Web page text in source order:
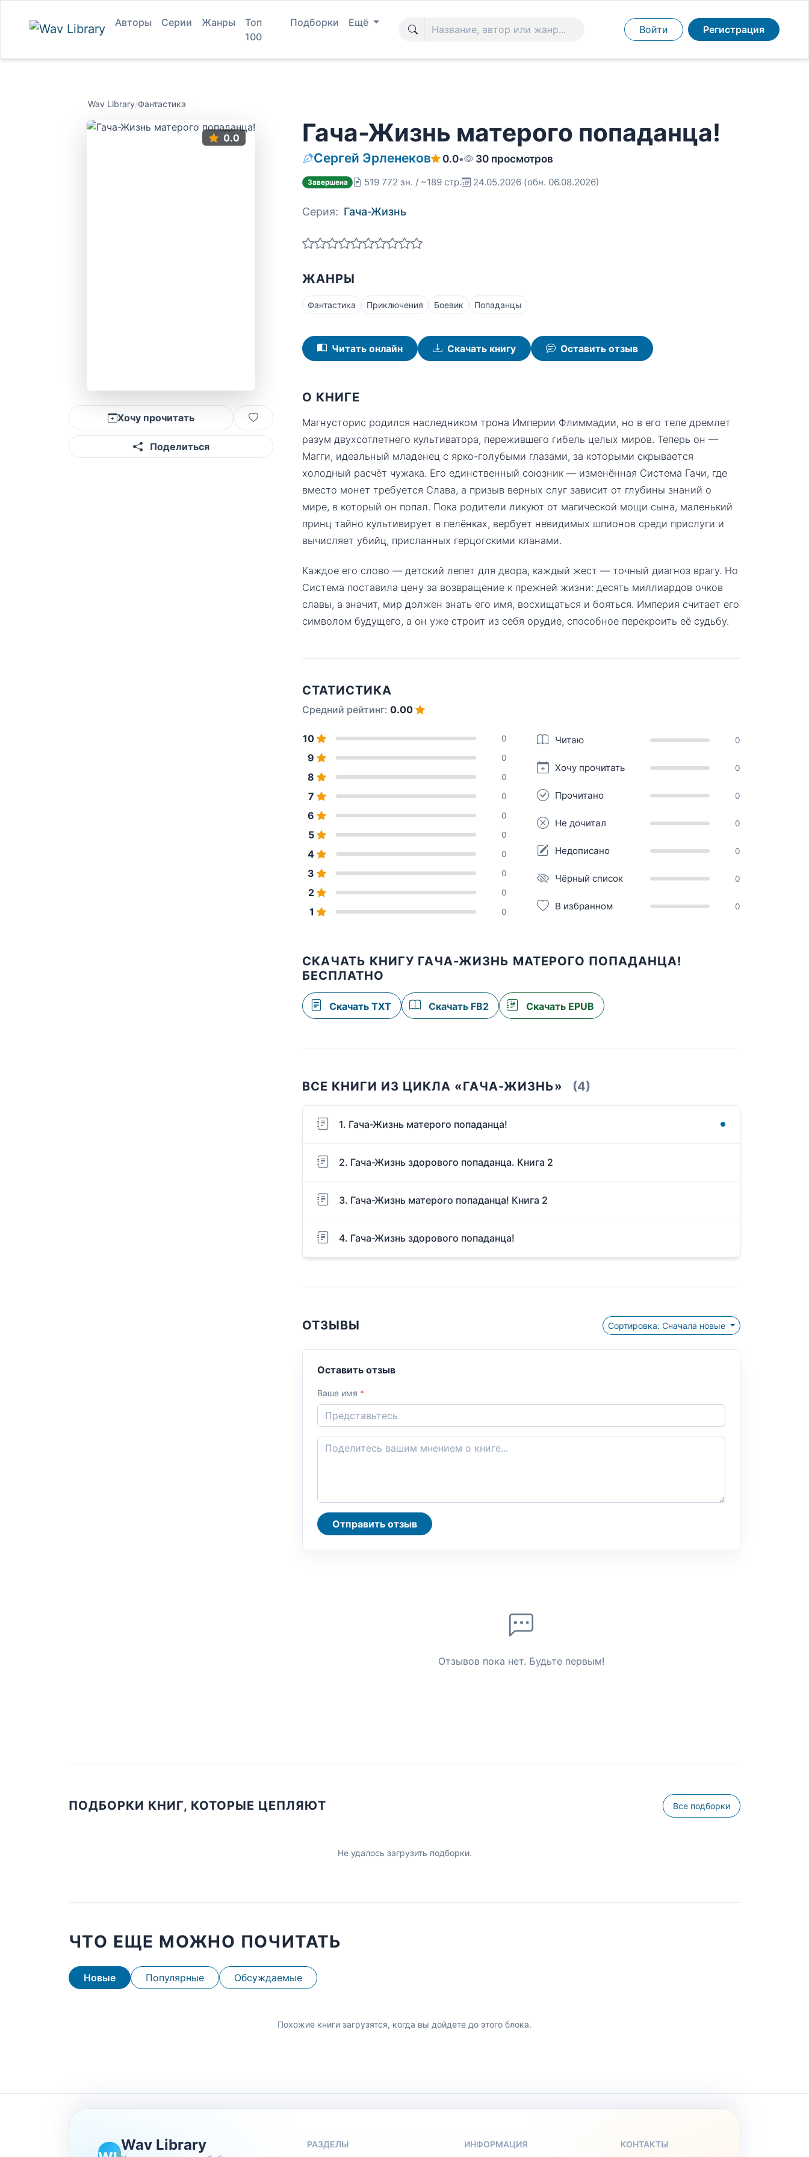
Авторы Серии Жанры
Топ
100
Подборки Ещё
Войти Регистрация
Wav Library/Фантастика
0.0
Хочу прочитать
Поделиться
Гача-Жизнь матерого попаданца!
Сергей Эрленеков 0.0• 30 просмотров
Завершена 519 772 зн. / ~189 стр. 24.05.2026 (обн. 06.08.2026)
Серия: Гача-Жизнь
ЖАНРЫ
Фантастика Приключения Боевик Попаданцы
Читать онлайн Скачать книгу Оставить отзыв
О КНИГЕ
Магнусторис родился наследником трона Империи Флиммадии, но в его теле дремлет
разум двухсотлетнего культиватора, пережившего гибель целых миров. Теперь он —
Магги, идеальный младенец с ярко-голубыми глазами, за которыми скрывается
холодный расчёт чужака. Его единственный союзник — изменённая Система Гачи, где
вместо монет требуется Слава, а призыв верных слуг зависит от глубины знаний о
мире, в который он попал. Пока родители ликуют от магической мощи сына, маленький
принц тайно культивирует в пелёнках, вербует невидимых шпионов среди прислуги и
вычисляет убийц, присланных герцогскими кланами.
Каждое его слово — детский лепет для двора, каждый жест — точный диагноз врагу. Но
Система поставила цену за возвращение к прежней жизни: десять миллиардов очков
славы, а значит, мир должен знать его имя, восхищаться и бояться. Империя считает его
символом будущего, а он уже строит из себя орудие, способное перекроить её судьбу.
СТАТИСТИКА
Средний рейтинг: 0.00
10 0
9 0
8 0
7 0
6 0
5 0
4 0
3 0
2 0
1 0
Читаю 0
Хочу прочитать 0
Прочитано 0
Не дочитал 0
Недописано 0
Чёрный список 0
В избранном 0
СКАЧАТЬ КНИГУ ГАЧА-ЖИЗНЬ МАТЕРОГО ПОПАДАНЦА!
БЕСПЛАТНО
Скачать TXT Скачать FB2 Скачать EPUB
ВСЕ КНИГИ ИЗ ЦИКЛА «ГАЧА-ЖИЗНЬ» (4)
1. Гача-Жизнь матерого попаданца!
2. Гача-Жизнь здорового попаданца. Книга 2
3. Гача-Жизнь матерого попаданца! Книга 2
4. Гача-Жизнь здорового попаданца!
ОТЗЫВЫ Сортировка: Сначала новые
Оставить отзыв
Ваше имя *
Отправить отзыв
Отзывов пока нет. Будьте первым!
ПОДБОРКИ КНИГ, КОТОРЫЕ ЦЕПЛЯЮТ Все подборки
Не удалось загрузить подборки.
ЧТО ЕЩЕ МОЖНО ПОЧИТАТЬ
Новые Популярные Обсуждаемые
Похожие книги загрузятся, когда вы дойдете до этого блока.
Wav Library РАЗДЕЛЫ ИНФОРМАЦИЯ КОНТАКТЫ